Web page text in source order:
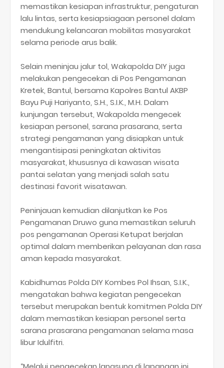
memastikan kesiapan infrastruktur, pengaturan
lalu lintas, serta kesiapsiagaan personel dalam
mendukung kelancaran mobilitas masyarakat
selama periode arus balik.
Selain meninjau jalur tol, Wakapolda DIY juga
melakukan pengecekan di Pos Pengamanan
Kretek, Bantul, bersama Kapolres Bantul AKBP
Bayu Puji Hariyanto, S.H., S.I.K., M.H. Dalam
kunjungan tersebut, Wakapolda mengecek
kesiapan personel, sarana prasarana, serta
strategi pengamanan yang disiapkan untuk
mengantisipasi peningkatan aktivitas
masyarakat, khususnya di kawasan wisata
pantai selatan yang menjadi salah satu
destinasi favorit wisatawan.
Peninjauan kemudian dilanjutkan ke Pos
Pengamanan Druwo guna memastikan seluruh
pos pengamanan Operasi Ketupat berjalan
optimal dalam memberikan pelayanan dan rasa
aman kepada masyarakat.
Kabidhumas Polda DIY Kombes Pol Ihsan, S.I.K.,
mengatakan bahwa kegiatan pengecekan
tersebut merupakan bentuk komitmen Polda DIY
dalam memastikan kesiapan personel serta
sarana prasarana pengamanan selama masa
libur Idulfitri.